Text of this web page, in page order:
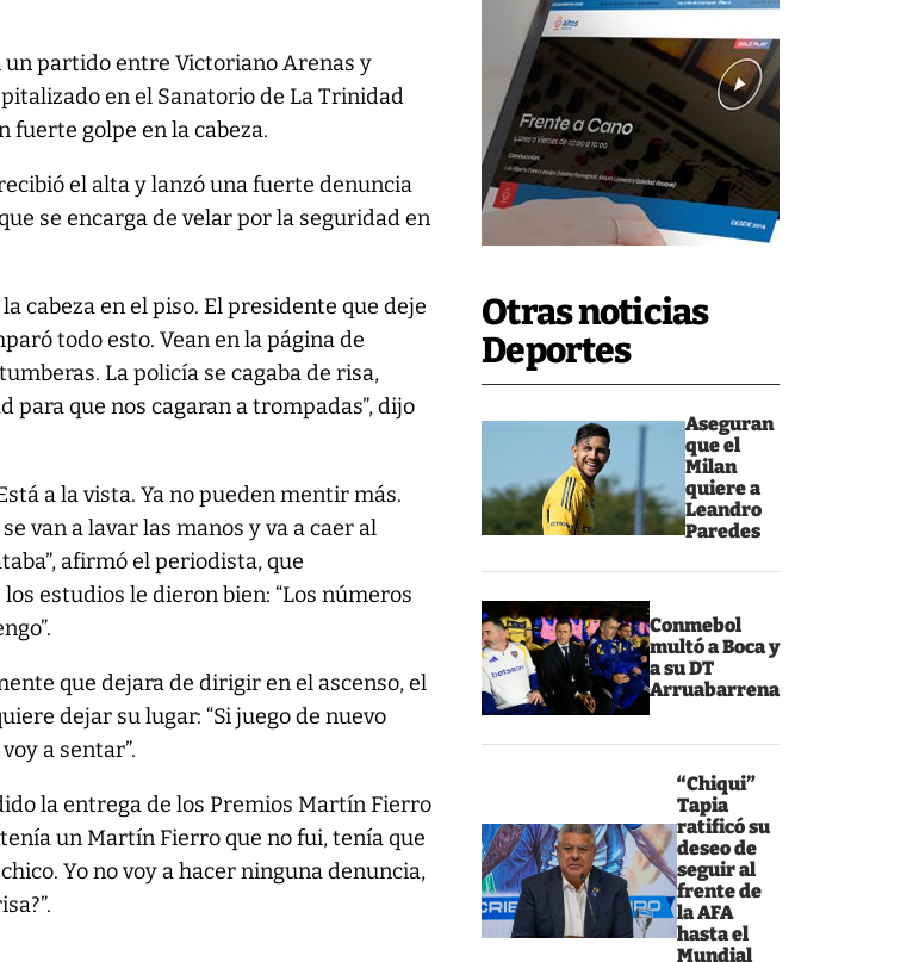
Otras noticias
Deportes
Aseguran
que el
Milan
quiere a
Leandro
Paredes
Conmebol
multó a Boca y
a su DT
Arruabarrena
“Chiqui”
Tapia
ratificó su
deseo de
seguir al
frente de
la AFA
hasta el
Mundial
partido entre Victoriano Arenas y
en el Sanatorio de La Trinidad
fuerte golpe en la cabeza.
el alta y lanzó una fuerte denuncia
se encarga de velar por la seguridad en
cabeza en el piso. El presidente que deje
todo esto. Vean en la página de
La policía se cagaba de risa,
que nos cagaran a trompadas”, dijo
a la vista. Ya no pueden mentir más.
van a lavar las manos y va a caer al
afirmó el periodista, que
estudios le dieron bien: “Los números
que dejara de dirigir en el ascenso, el
dejar su lugar: “Si juego de nuevo
a sentar”.
la entrega de los Premios Martín Fierro
un Martín Fierro que no fui, tenía que
Yo no voy a hacer ninguna denuncia,